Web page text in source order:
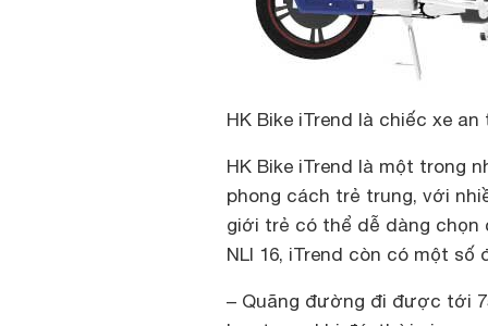
HK Bike iTrend là chiếc xe
HK Bike iTrend là một trong
phong cách trẻ trung, với
giới trẻ có thể dễ dàng chọn
NLI 16, iTrend còn có một
– Quãng đường đi được tới